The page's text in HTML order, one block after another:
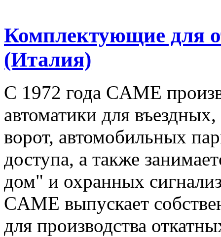
Комплектующие для
(Италия)
С 1972 года CAME
автоматики для
ворот, автомобильных
доступа, а также
дом" и охранных
CAME выпускает
для производства